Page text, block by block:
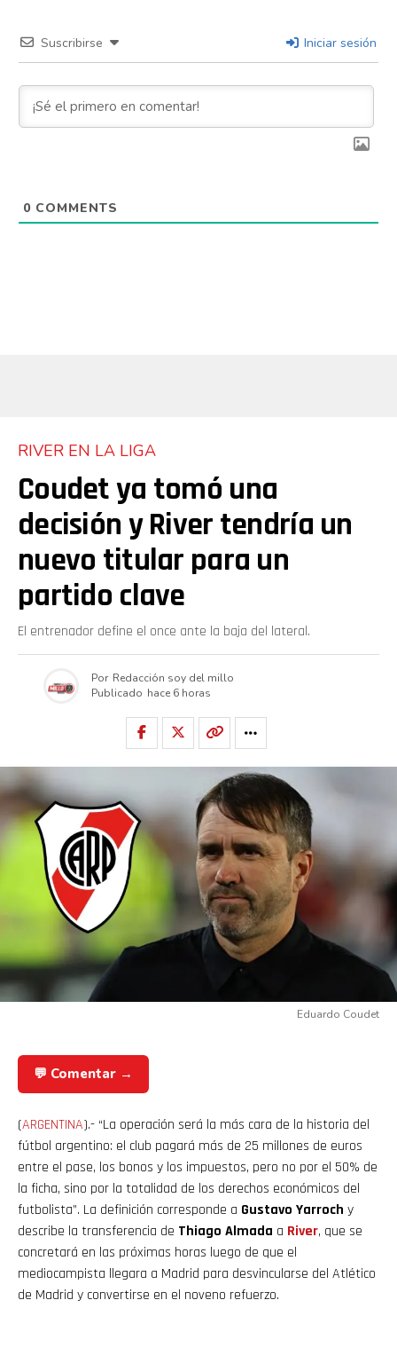
Suscribirse Iniciar sesión
0 COMMENTS
RIVER EN LA LIGA
Coudet ya tomó una
decisión y River tendría un
nuevo titular para un
partido clave
El entrenador define el once ante la baja del lateral.
Por Redacción soy del millo
Publicado hace 6 horas
Eduardo Coudet
💬 Comentar →
(ARGENTINA).- “La operación será la más cara de la historia del
fútbol argentino: el club pagará más de 25 millones de euros
entre el pase, los bonos y los impuestos, pero no por el 50% de
la ficha, sino por la totalidad de los derechos económicos del
futbolista”. La definición corresponde a Gustavo Yarroch y
describe la transferencia de Thiago Almada a River, que se
concretará en las próximas horas luego de que el
mediocampista llegara a Madrid para desvincularse del Atlético
de Madrid y convertirse en el noveno refuerzo.